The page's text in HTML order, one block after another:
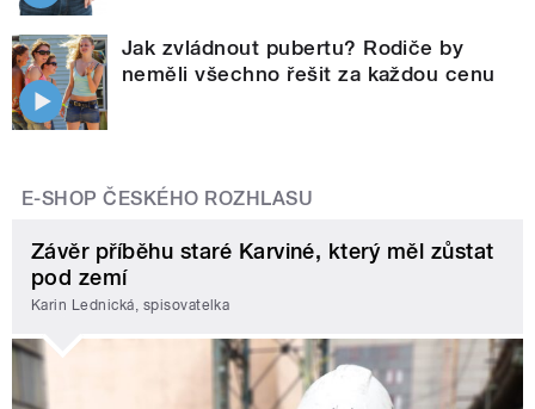
Jak zvládnout pubertu? Rodiče by
neměli všechno řešit za každou cenu
E-SHOP ČESKÉHO ROZHLASU
Závěr příběhu staré Karviné, který měl zůstat
pod zemí
Karin Lednická, spisovatelka